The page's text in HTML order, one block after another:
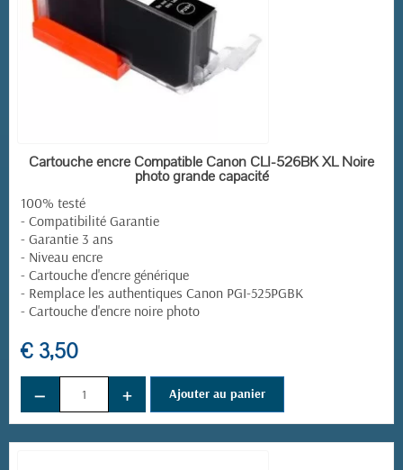
EN STOCK
Cartouche encre Compatible Canon CLI-526BK XL Noire
photo grande capacité
100% testé
- Compatibilité Garantie
- Garantie 3 ans
- Niveau encre
- Cartouche d'encre générique
- Remplace les authentiques Canon PGI-525PGBK
- Cartouche d'encre noire photo
€ 3,50
− + Ajouter au panier